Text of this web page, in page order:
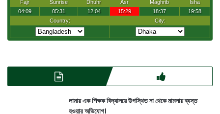
লামায় এক শিক্ষক বিদ্যালয়ে উপস্থিত না থেকে মামলায় ব্যস্ত
হওয়ার অভিযোগ।